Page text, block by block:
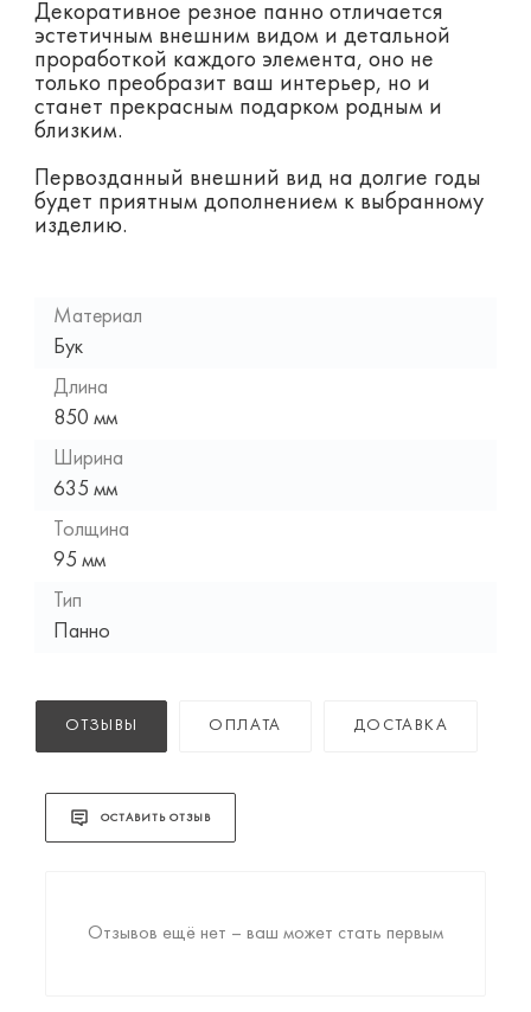
Декоративное резное панно отличается
эстетичным внешним видом и детальной
проработкой каждого элемента, оно не
только преобразит ваш интерьер, но и
станет прекрасным подарком родным и
близким.
Первозданный внешний вид на долгие годы
будет приятным дополнением к выбранному
изделию.
Материал
Бук
Длина
850 мм
Ширина
635 мм
Толщина
95 мм
Тип
Панно
ОТЗЫВЫ ОПЛАТА ДОСТАВКА
ОСТАВИТЬ ОТЗЫВ
Отзывов ещё нет – ваш может стать первым